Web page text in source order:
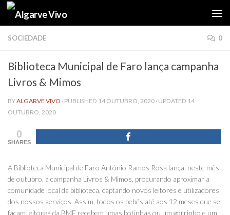
Skip to content
SOCIEDADE 0
Biblioteca Municipal de Faro lança campanha
Livros & Mimos
BYALGARVE VIVO · PUBLISHED 14 OUTUBRO, 2020 · UPDATED 14
OUTUBRO, 2020
0
SHARES
A Biblioteca Municipal de Faro António Ramos Rosa lança, neste mês
de outubro, a campanha Livros & Mimos, procurando aproximar a
comunidade local da biblioteca, captando novos leitores e utilizadores
dos nossos serviços. Assim, todos os bebés até aos 12 meses que se
façam leitores da BMF recebem umas botinhas ou um gorrinho e um